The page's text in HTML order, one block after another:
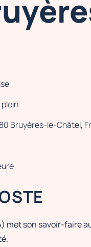
plein
Bruyères-le-Châtel,
met son savoir-faire